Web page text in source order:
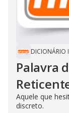
DICIONÁRIO
Palavra
Aquele que
discreto.